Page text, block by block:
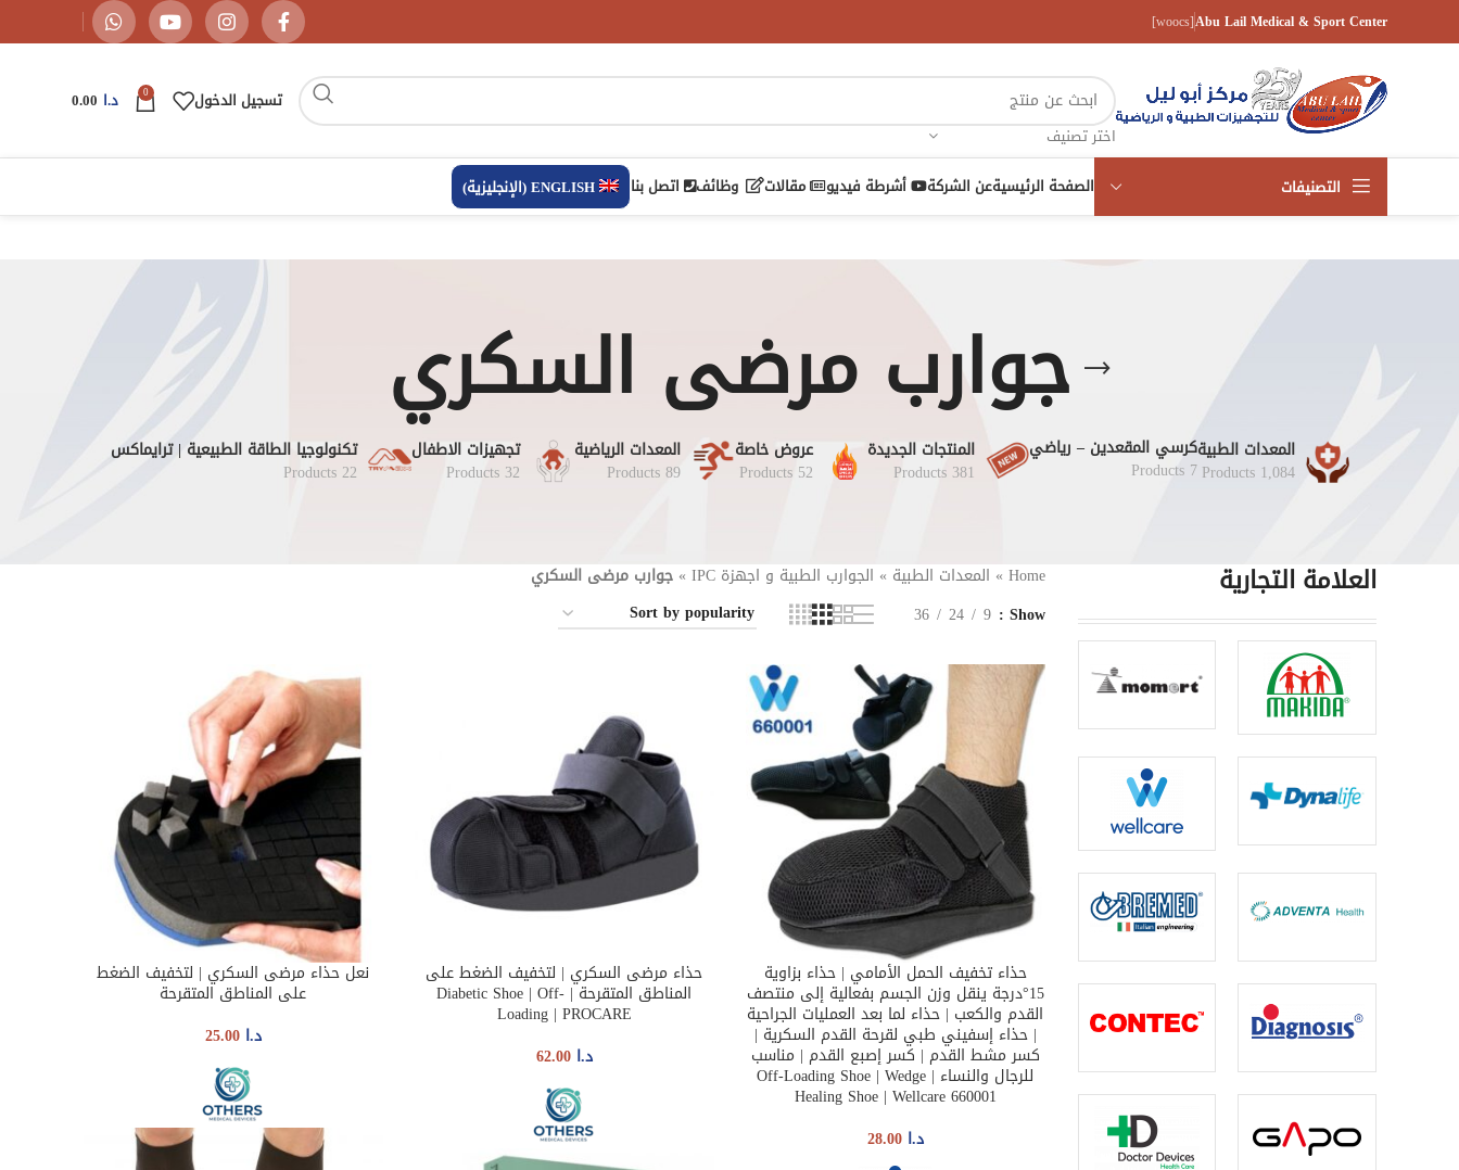
Abu Lail Medical & Sport Center
[woocs]
اختر تصنيف
تسجيل الدخول 0 د.ا 0.00
التصنيفات الصفحة الرئيسيةعن الشركة أشرطة فيديو مقالات وظائف اتصل بنا ENGLISH
(الإنجليزية)
جوارب مرضى السكري
المعدات الطبية
1,084 Products
كرسي المقعدين – رياضي
7 Products
المنتجات الجديدة
381 Products
عروض خاصة
52 Products
المعدات الرياضية
89 Products
تجهيزات الاطفال
32 Products
تكنولوجيا الطاقة الطبيعية | ترايماكس
22 Products
العلامة التجارية Home
» المعدات الطبية » الجوارب الطبية و اجهزة IPC »جوارب مرضى السكري
Show
9
24
36
SELECT OPTIONS
حذاء تخفيف الحمل الأمامي | حذاء بزاوية
15°درجة ينقل وزن الجسم بفعالية إلى منتصف
القدم والكعب | حذاء لما بعد العمليات الجراحية
| حذاء إسفيني طبي لقرحة القدم السكرية |
كسر مشط القدم | كسر إصبع القدم | مناسب
للرجال والنساء | Off-Loading Shoe | Wedge
Healing Shoe | Wellcare 660001
د.ا 28.00
SELECT OPTIONS
حذاء مرضى السكري | لتخفيف الضغط على
المناطق المتقرحة | Diabetic Shoe | Off-
Loading | PROCARE
د.ا 62.00
SELECT OPTIONS
نعل حذاء مرضى السكري | لتخفيف الضغط
على المناطق المتقرحة
د.ا 25.00